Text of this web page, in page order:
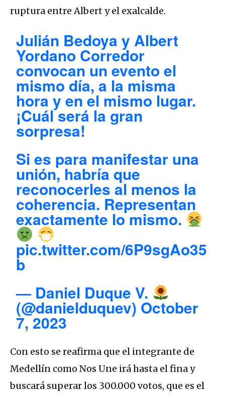
ruptura entre Albert y el exalcalde.
Julián Bedoya y Albert
Yordano Corredor
convocan un evento el
mismo día, a la misma
hora y en el mismo lugar.
¡Cuál será la gran
sorpresa!
Si es para manifestar una
unión, habría que
reconocerles al menos la
coherencia. Representan
exactamente lo mismo.
pic.twitter.com/6P9sgAo35
b
— Daniel Duque V.
(@danielduquev) October
7, 2023
Con esto se reafirma que el integrante de
Medellín como Nos Une irá hasta el fina y
buscará superar los 300.000 votos, que es el